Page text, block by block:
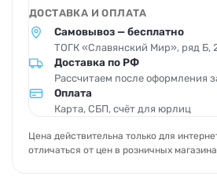
ДОСТАВКА И ОПЛАТА
Самовывоз — бесплатно
ТОГК «Славянский Мир», ряд Б,
Доставка по РФ
Рассчитаем после оформления
Оплата
Карта, СБП, счёт для юрлиц
Цена действительна только для
отличаться от цен в розничных